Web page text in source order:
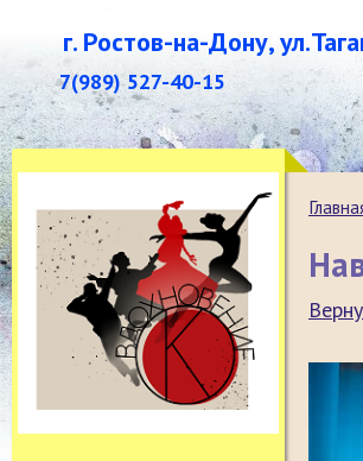
г. Ростов-на-Дону,
7(989) 527-40-15